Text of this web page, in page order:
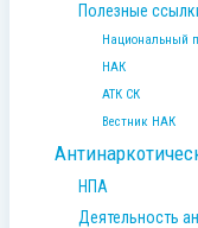
Полезные
Национальный
НАК
АТК СК
Вестник НАК
НПА
Деятельность